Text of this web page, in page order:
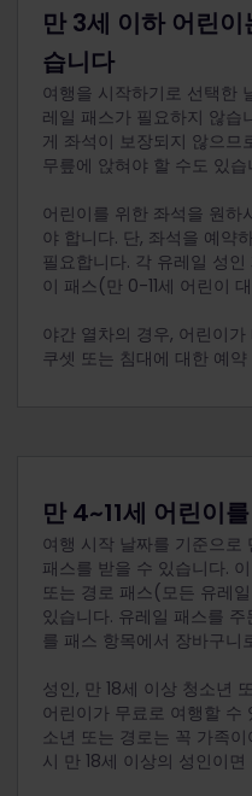
만 3세 이하 어린
습니다
여행을 시작하기로 선택한
레일 패스가 필요하지 않습
게 좌석이 보장되지 않으므
무릎에 앉혀야 할 수도 있습
어린이를 위한 좌석을 원하
야 합니다. 단, 좌석을 예약
필요합니다. 각 유레일 성
이 패스(만 0-11세 어린이
야간 열차의 경우, 어린이
쿠셋 또는 침대에 대한 예
만 4~11세 어린이
여행 시작 날짜를 기준으로
패스를 받을 수 있습니다.
또는 경로 패스(모든 유레
있습니다. 유레일 패스를
를 패스 항목에서 장바구니
성인, 만 18세 이상 청소년
어린이가 무료로 여행할 수
소년 또는 경로는 꼭 가족
시 만 18세 이상의 성인이면